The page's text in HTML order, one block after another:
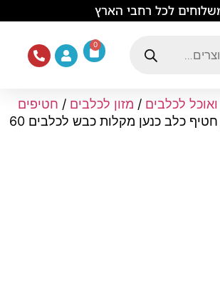
לכל רחבי הארץ
0
ואוכל לכלבים / מזון לכלבים / חטיפים
/ חטיף כלב כנען מקלות כבש לכלבים 60